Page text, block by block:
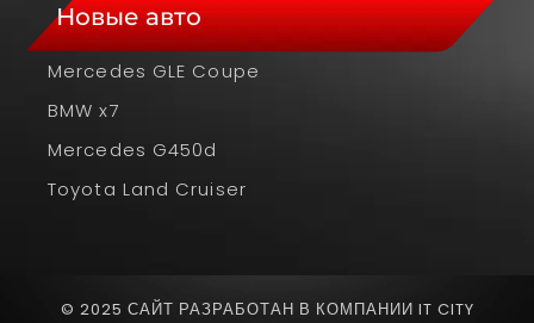
Новые авто
Mercedes GLE Coupe
BMW x7
Mercedes G450d
Toyota Land Cruiser
© 2025 САЙТ РАЗРАБОТАН В КОМПАНИИ IT CITY